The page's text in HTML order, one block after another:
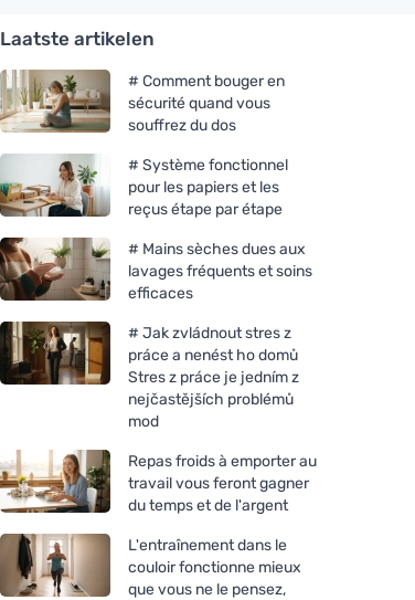
Laatste artikelen
# Comment bouger en
sécurité quand vous
souffrez du dos
# Système fonctionnel
pour les papiers et les
reçus étape par étape
# Mains sèches dues aux
lavages fréquents et soins
efficaces
# Jak zvládnout stres z
práce a nenést ho domů
Stres z práce je jedním z
nejčastějších problémů
mod
Repas froids à emporter au
travail vous feront gagner
du temps et de l'argent
L'entraînement dans le
couloir fonctionne mieux
que vous ne le pensez,